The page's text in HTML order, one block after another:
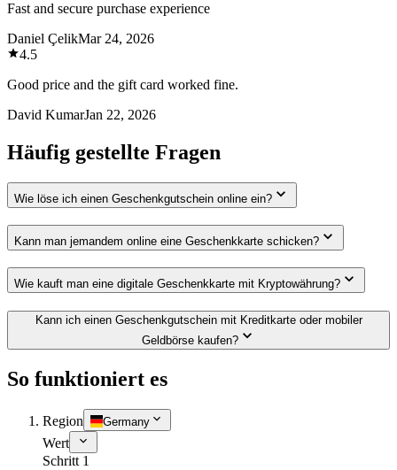
Fast and secure purchase experience
Daniel ÇelikMar 24, 2026
4.5
Good price and the gift card worked fine.
David KumarJan 22, 2026
Häufig gestellte Fragen
Wie löse ich einen Geschenkgutschein online ein?
Kann man jemandem online eine Geschenkkarte schicken?
Wie kauft man eine digitale Geschenkkarte mit Kryptowährung?
Kann ich einen Geschenkgutschein mit Kreditkarte oder mobiler
Geldbörse kaufen?
So funktioniert es
Region Germany
Wert
Schritt 1